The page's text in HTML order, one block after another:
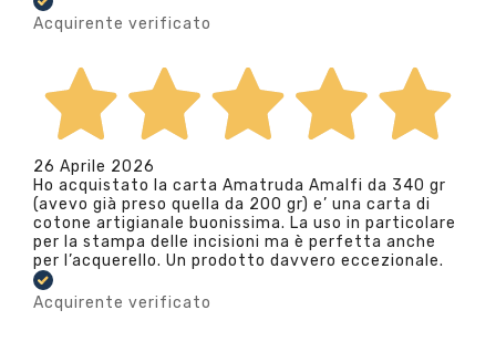
Acquirente verificato
26 Aprile 2026
Ho acquistato la carta Amatruda Amalfi da 340 gr
(avevo già preso quella da 200 gr) e’ una carta di
cotone artigianale buonissima. La uso in particolare
per la stampa delle incisioni ma è perfetta anche
per l’acquerello. Un prodotto davvero eccezionale.
Acquirente verificato